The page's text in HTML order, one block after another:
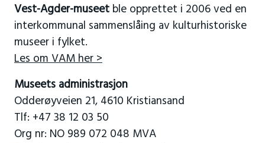
Vest-Agder-museetble opprettet i 2006 ved en
interkommunal sammenslåing av kulturhistoriske
museer i fylket.
Les om VAM her >
Museets administrasjon
Odderøyveien 21, 4610 Kristiansand
Tlf: +47 38 12 03 50
Org nr: NO 989 072 048 MVA